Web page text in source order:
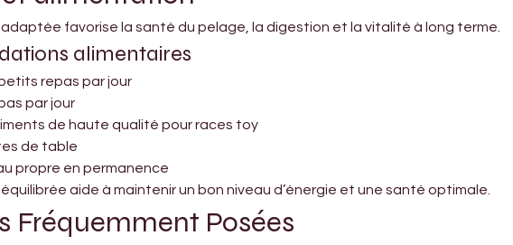
favorise la santé du pelage, la digestion et la vitalité à long terme.
alimentaires
repas par jour
par jour
de haute qualité pour races toy
de table
propre en permanence
aide à maintenir un bon niveau d’énergie et une santé optimale.
Fréquemment Posées